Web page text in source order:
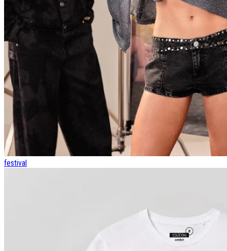
festival